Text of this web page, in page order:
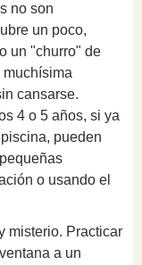
no son
un poco,
un "churro" de
cansarse.
4 o 5 años, si ya
pueden
o usando el
misterio. Practicar
a un